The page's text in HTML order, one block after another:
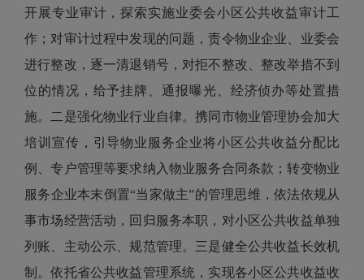
开展专业审计，探索实施业委会小区公共收益审计工
作；对审计过程中发现的问题，责令物业企业、业委会
进行整改，逐一清退销号，对拒不整改、整改举措不到
位的情况，给予挂牌、通报曝光、经济侦办等处置措
施。二是强化物业行业自律。携同市物业管理协会加大
培训宣传，引导物业服务企业将小区公共收益分配比
例、专户管理等要求纳入物业服务合同条款；转变物业
服务企业本末倒置“当家做主”的管理思维，依法依规从
事市场经营活动，回归服务本职，对小区公共收益单独
列账、主动公示、规范管理。三是健全公共收益长效机
制。依托省公共收益管理系统，实现各小区公共收益收